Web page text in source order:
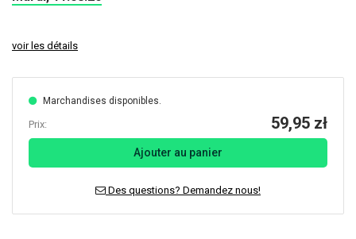
voir les détails
Marchandises disponibles.
Prix: 59,95 zł
Ajouter au panier
Des questions? Demandez nous!